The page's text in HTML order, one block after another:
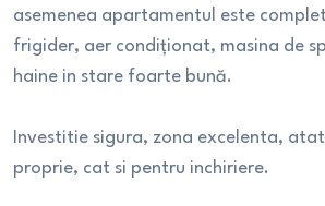
asemenea apartamentul este
frigider, aer condiționat, masina de
haine in stare foarte bună.
Investitie sigura, zona excelenta,
proprie, cat si pentru inchiriere.